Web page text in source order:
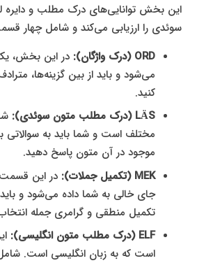
این بخش توانایی‌های درک مطلب و دایره
سوئدی را ارزیابی می‌کند و شامل چهار قسمت ۲۰
ORD (درک واژگان):
در این بخش،
می‌شود و باید از بین گزینه‌ها،
کنید.
LÄS (درک مطلب متون سوئدی):
مختلف است و شما باید به سوالاتی
موجود در آن متون پاسخ دهید.
MEK (تکمیل جملات):
در این
جای خالی به شما داده می‌شود و باید
تکمیل منطقی و گرامری جمله
ELF (درک مطلب متون انگلیسی):
است که به زبان انگلیسی است.